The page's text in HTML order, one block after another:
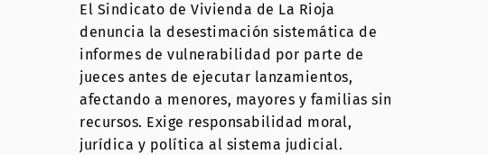
El Sindicato de Vivienda de La Rioja
denuncia la desestimación sistemática de
informes de vulnerabilidad por parte de
jueces antes de ejecutar lanzamientos,
afectando a menores, mayores y familias sin
recursos. Exige responsabilidad moral,
jurídica y política al sistema judicial.